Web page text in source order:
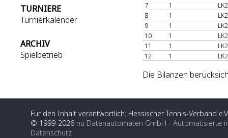
TURNIERE
Turnierkalender
ARCHIV
Spielbetrieb
7
1
8
1
9
1
10
1
11
1
12
1
Die Bilanzen
Für den Inhalt verantwortlich: Hessischer Tennis-Verband
© 1999-2026 nu Datenautomaten GmbH - Automatisierte
Datenschutz